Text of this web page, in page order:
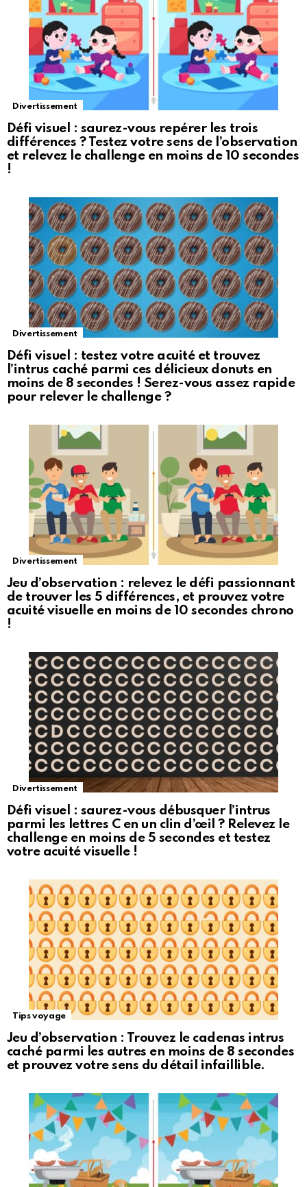
Divertissement
Défi visuel : saurez-vous repérer les trois
différences ? Testez votre sens de l’observation
et relevez le challenge en moins de 10 secondes
!
Divertissement
Défi visuel : testez votre acuité et trouvez
l’intrus caché parmi ces délicieux donuts en
moins de 8 secondes ! Serez-vous assez rapide
pour relever le challenge ?
Divertissement
Jeu d’observation : relevez le défi passionnant
de trouver les 5 différences, et prouvez votre
acuité visuelle en moins de 10 secondes chrono
!
Divertissement
Défi visuel : saurez-vous débusquer l’intrus
parmi les lettres C en un clin d’œil ? Relevez le
challenge en moins de 5 secondes et testez
votre acuité visuelle !
Tips voyage
Jeu d’observation : Trouvez le cadenas intrus
caché parmi les autres en moins de 8 secondes
et prouvez votre sens du détail infaillible.